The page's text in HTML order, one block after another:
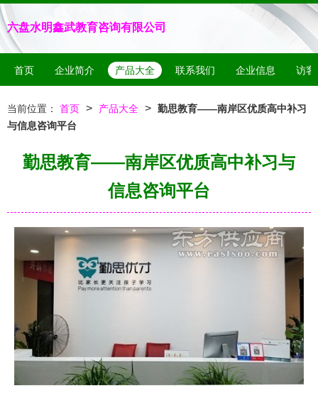
六盘水明鑫武教育咨询有限公司
首页 企业简介 产品大全 联系我们 企业信息 访客
当前位置： 首页 > 产品大全 > 勤思教育——南岸区优质高中补习
与信息咨询平台
勤思教育——南岸区优质高中补习与
信息咨询平台